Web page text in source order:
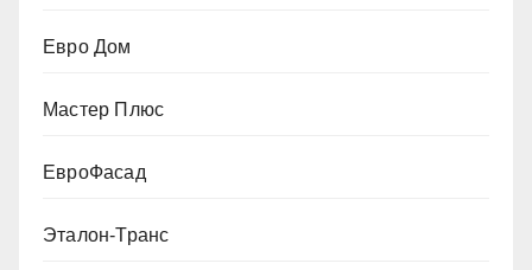
Евро Дом
Мастер Плюс
ЕвроФасад
Эталон-Транс